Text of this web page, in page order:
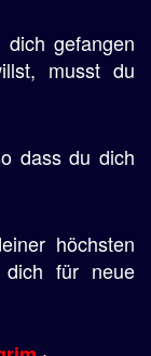
gefangen
musst du
dass du dich
höchsten
für neue